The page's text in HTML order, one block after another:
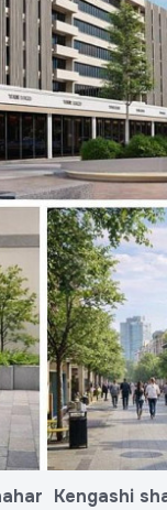
Kengashi